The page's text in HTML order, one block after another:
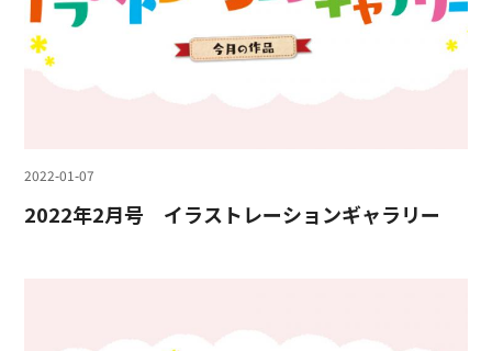
2022-01-07
2022年2月号 イラストレーションギャラリー